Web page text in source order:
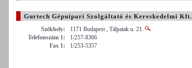
Gurtech Gépuipari Szolgáltató és Kereskedelmi Kft.
Székhely:
1171 Budapest , Tálpatak u. 21.
Telefonszám 1:
1/257-8366
Fax 1:
1/253-5357